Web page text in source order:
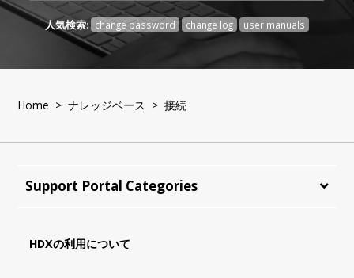
人気検索: change password change log user manuals
Home >ナレッジベース > 接続
Support Portal Categories
HDXの利用について